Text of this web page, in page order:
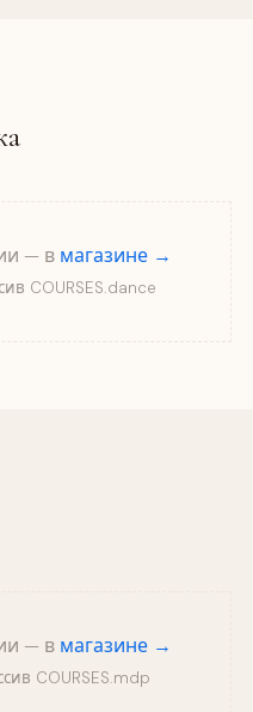
— в магазине →
COURSES.dance
— в магазине →
COURSES.mdp